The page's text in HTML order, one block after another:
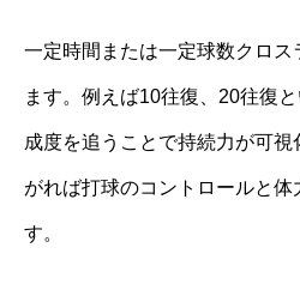
一定時間または一定球数クロス
ます。例えば10往復、20往復
成度を追うことで持続力が可
がれば打球のコントロールと
す。